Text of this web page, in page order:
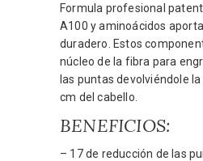
Formula profesional
A100 y aminoácidos
duradero. Estos
núcleo de la fibra para
las puntas devolviéndole
cm del cabello.
BENEFICIOS:
– 17 de reducción de las